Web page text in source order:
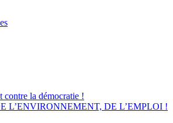
la démocratie !
L’ENVIRONNEMENT, DE L’EMPLOI !